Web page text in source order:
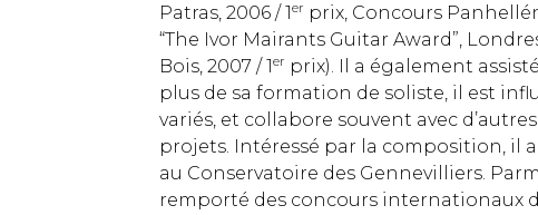
Patras, 2006 / 1er prix, Concours
“The Ivor Mairants Guitar Award”,
Bois, 2007 / 1er prix). Il a également
plus de sa formation de soliste, il est
variés, et collabore souvent avec
projets. Intéressé par la composition, il
au Conservatoire des Gennevilliers.
remporté des concours internationaux